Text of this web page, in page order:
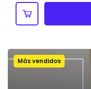
Más vendidos